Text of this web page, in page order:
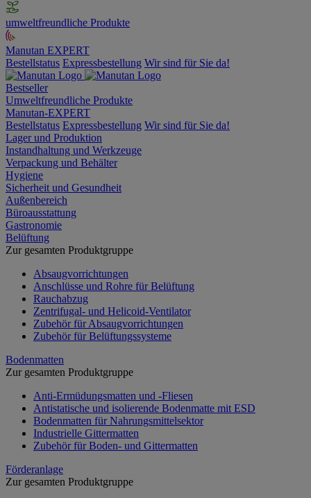
umweltfreundliche Produkte
Manutan EXPERT
Bestellstatus Expressbestellung Wir sind für Sie da!
Bestseller
Umweltfreundliche Produkte
Manutan-EXPERT
Bestellstatus Expressbestellung Wir sind für Sie da!
Lager und Produktion
Instandhaltung und Werkzeuge
Verpackung und Behälter
Hygiene
Sicherheit und Gesundheit
Außenbereich
Büroausstattung
Gastronomie
Belüftung
Zur gesamten Produktgruppe
Absaugvorrichtungen
Anschlüsse und Rohre für Belüftung
Rauchabzug
Zentrifugal- und Helicoid-Ventilator
Zubehör für Absaugvorrichtungen
Zubehör für Belüftungssysteme
Bodenmatten
Zur gesamten Produktgruppe
Anti-Ermüdungsmatten und -Fliesen
Antistatische und isolierende Bodenmatte mit ESD
Bodenmatten für Nahrungsmittelsektor
Industrielle Gittermatten
Zubehör für Boden- und Gittermatten
Förderanlage
Zur gesamten Produktgruppe